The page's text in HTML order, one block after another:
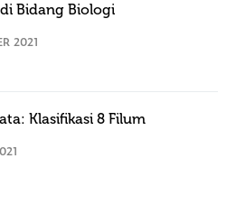
Bidang Biologi
2021
Klasifikasi 8 Filum